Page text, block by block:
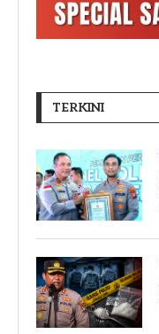
TERKINI